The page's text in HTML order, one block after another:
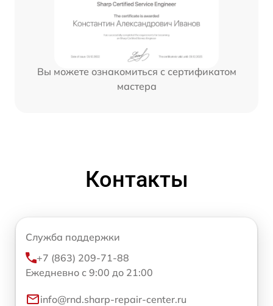
Вы можете ознакомиться с сертификатом
мастера
Контакты
Служба поддержки
+7 (863) 209-71-88
Ежедневно с 9:00 до 21:00
info@rnd.sharp-repair-center.ru